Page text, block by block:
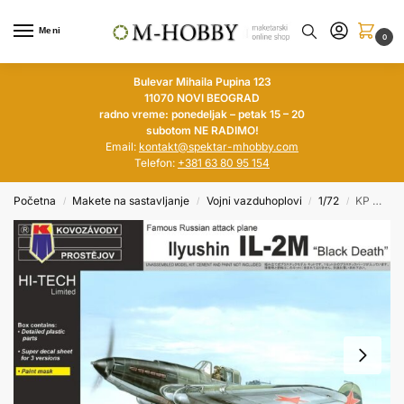
Meni
0
Bulevar Mihaila Pupina 123
11070 NOVI BEOGRAD
radno vreme: ponedeljak – petak 15 – 20
subotom NE RADIMO!
Email: kontakt@spektar-mhobby.com
Telefon: +381 63 80 95 154
Početna / Makete na sastavljanje / Vojni vazduhoplovi / 1/72 / KP MODELS 1/72 Ilyushin IL-2M Sturmovik „Black Death“ (HI-TECH Limited)